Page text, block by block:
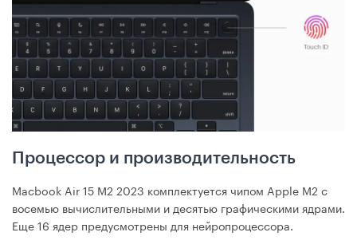
Процессор и производительность
Macbook Air 15 M2 2023 комплектуется чипом Apple М2 с
восемью вычислительными и десятью графическими ядрами.
Еще 16 ядер предусмотрены для нейропроцессора.